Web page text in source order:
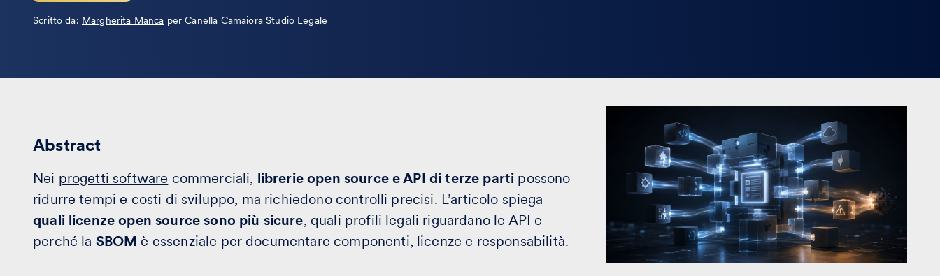
Scritto da: Margherita MancaLeggi
per Canella Camaiora Studio Legale
Abstract
Nei progetti software commerciali, librerie open source e API di terze parti possono
ridurre tempi e costi di sviluppo, ma richiedono controlli precisi. L’articolo spiega
quali licenze open source sono più sicure, quali profili legali riguardano le API e
perché la SBOM è essenziale per documentare componenti, licenze e responsabilità.